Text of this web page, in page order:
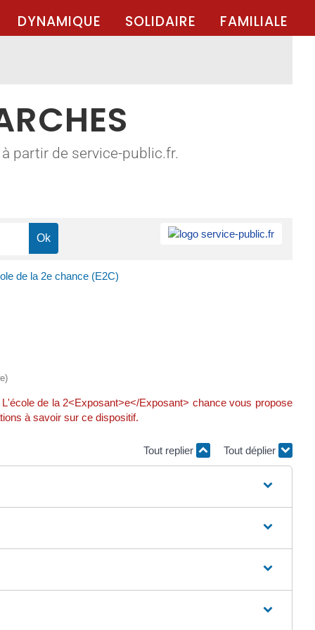
DYNAMIQUE SOLIDAIRE FAMILIALE
partir de service-public.fr.
de la 2e chance (E2C)
de la 2<Exposant>e</Exposant> chance vous propose
à savoir sur ce dispositif.
Tout replier Tout déplier